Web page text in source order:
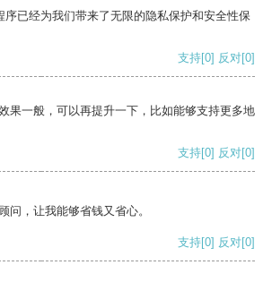
序已经为我们带来了无限的隐私保护和安全性保
支持[0] 反对[0]
果一般，可以再提升一下，比如能够支持更多地
支持[0] 反对[0]
问，让我能够省钱又省心。
支持[0] 反对[0]